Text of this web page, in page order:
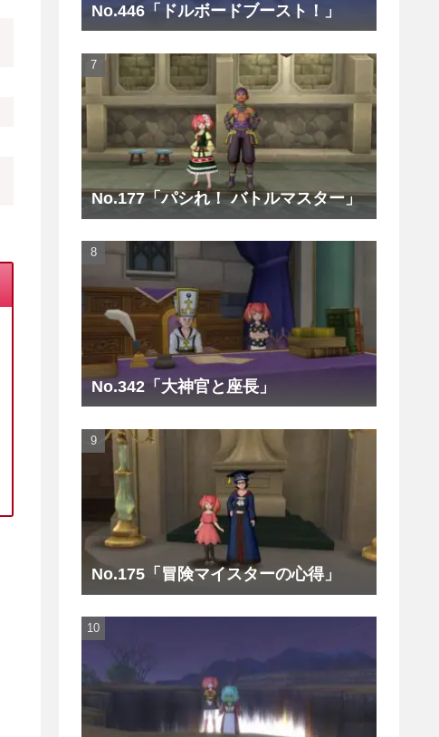
No.446「ドルボードブースト！」
No.177「パシれ！ バトルマスター」
No.342「大神官と座長」
No.175「冒険マイスターの心得」